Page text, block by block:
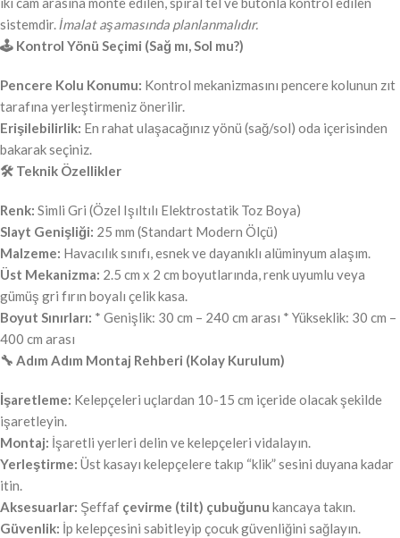
sistemdir. İmalat aşamasında planlanmalıdır.
🕹️ Kontrol Yönü Seçimi (Sağ mı, Sol mu?)
Pencere Kolu Konumu: Kontrol mekanizmasını pencere kolunun zıt
tarafına yerleştirmeniz önerilir.
Erişilebilirlik: En rahat ulaşacağınız yönü (sağ/sol) oda içerisinden
bakarak seçiniz.
🛠️ Teknik Özellikler
Renk: Simli Gri (Özel Işıltılı Elektrostatik Toz Boya)
Slayt Genişliği: 25 mm (Standart Modern Ölçü)
Malzeme: Havacılık sınıfı, esnek ve dayanıklı alüminyum alaşım.
Üst Mekanizma: 2.5 cm x 2 cm boyutlarında, renk uyumlu veya
gümüş gri fırın boyalı çelik kasa.
Boyut Sınırları: * Genişlik: 30 cm – 240 cm arası * Yükseklik: 30 cm –
400 cm arası
🔧 Adım Adım Montaj Rehberi (Kolay Kurulum)
İşaretleme: Kelepçeleri uçlardan 10-15 cm içeride olacak şekilde
işaretleyin.
Montaj: İşaretli yerleri delin ve kelepçeleri vidalayın.
Yerleştirme: Üst kasayı kelepçelere takıp “klik” sesini duyana kadar
itin.
Aksesuarlar: Şeffaf çevirme (tilt) çubuğunu kancaya takın.
Güvenlik: İp kelepçesini sabitleyip çocuk güvenliğini sağlayın.